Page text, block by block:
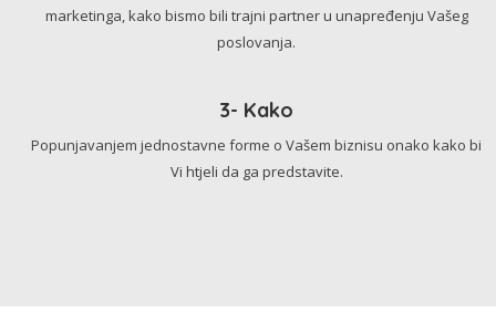
marketinga, kako bismo bili trajni partner u unapređenju Vašeg
poslovanja.
3- Kako
Popunjavanjem jednostavne forme o Vašem biznisu onako kako bi
Vi htjeli da ga predstavite.